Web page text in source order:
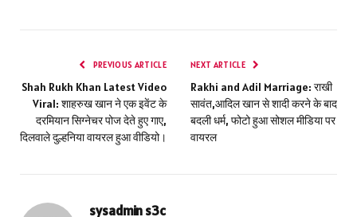
PREVIOUS ARTICLE
Shah Rukh Khan Latest Video
Viral: शाहरुख खान ने एक इवेंट के
दरमियान सिग्नेचर पोज देते हुए गाए,
दिलवाले दुल्हनिया वायरल हुआ वीडियो।
NEXT ARTICLE
Rakhi and Adil Marriage: राखी
सावंत,आदिल खान से शादी करने के बाद
बदली धर्म, फोटो हुआ सोशल मीडिया पर
वायरल
sysadmin s3c